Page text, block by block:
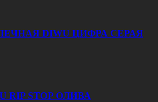
DIWU ЦИФРА СЕРАЯ
STOP ОЛИВА